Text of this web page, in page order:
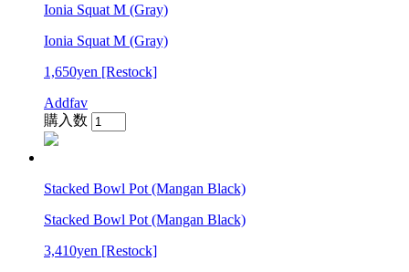
Ionia Squat M (Gray)
Ionia Squat M (Gray)
1,650yen [Restock]
Addfav
購入数
Stacked Bowl Pot (Mangan Black)
Stacked Bowl Pot (Mangan Black)
3,410yen [Restock]